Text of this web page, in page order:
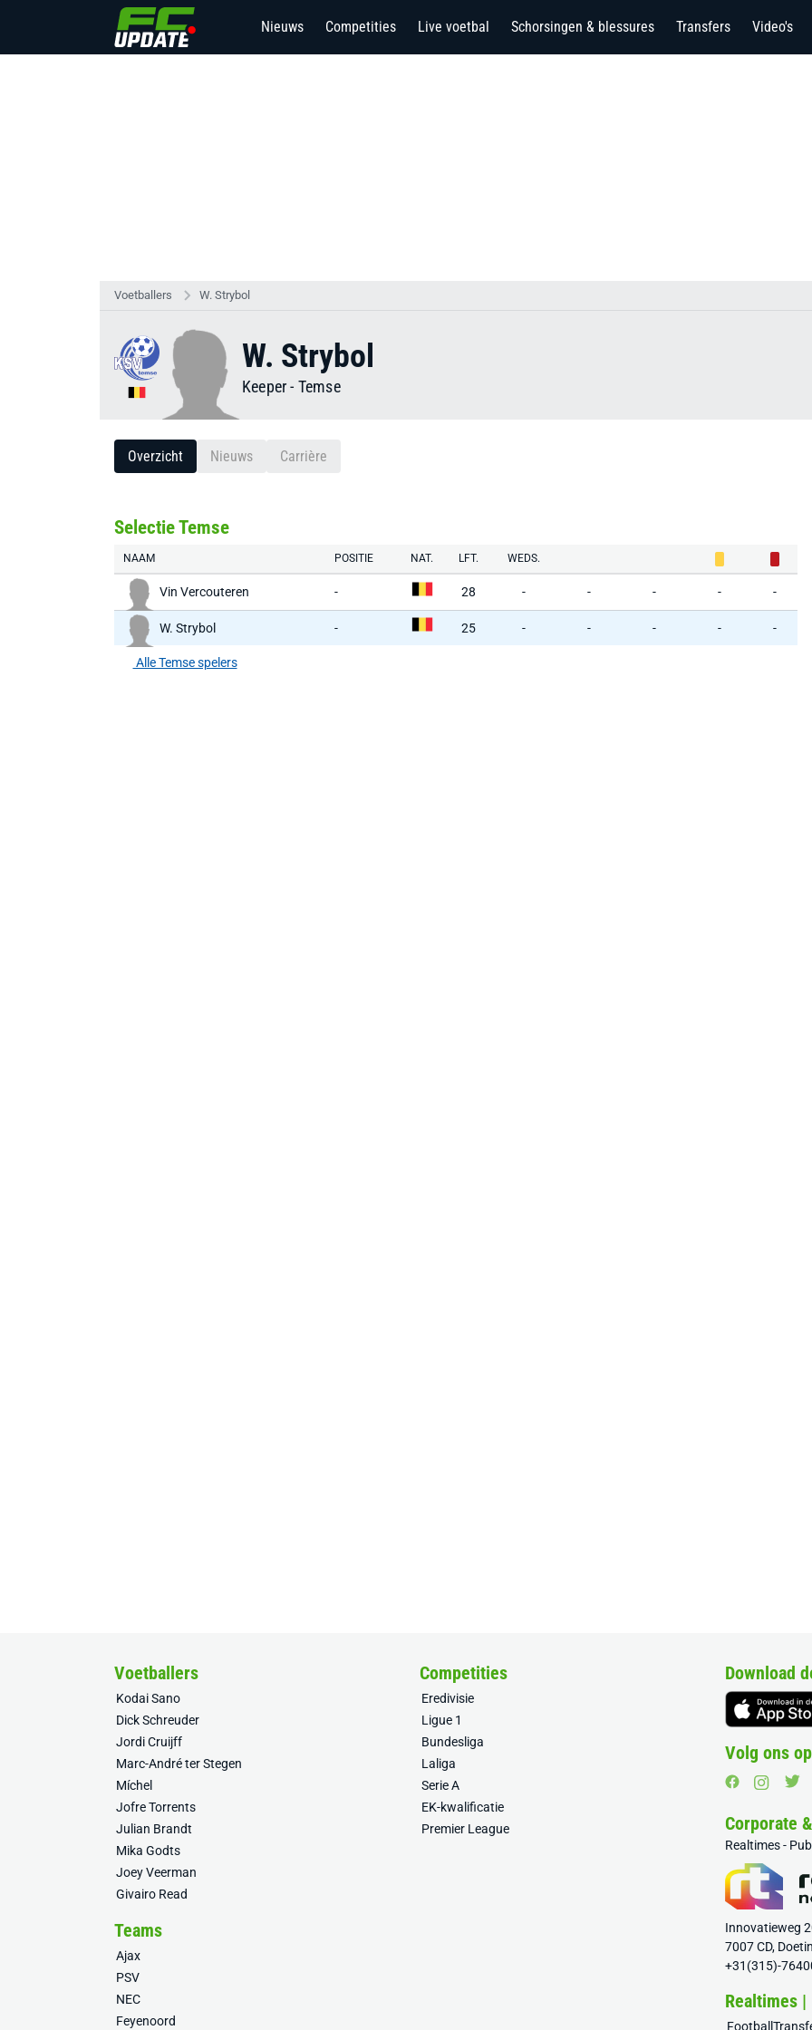
Nieuws Competities Live voetbal Schorsingen & blessures Transfers Video's
Voetballers W. Strybol
W. Strybol
Keeper- Temse
Overzicht Nieuws Carrière
Selectie Temse
NAAM POSITIE NAT. LFT. WEDS.
Vin Vercouteren - 28 - - - - -
W. Strybol - 25 - - - - -
Alle Temse spelers
Voetballers
Kodai Sano
Dick Schreuder
Jordi Cruijff
Marc-André ter Stegen
Míchel
Jofre Torrents
Julian Brandt
Mika Godts
Joey Veerman
Givairo Read
Competities
Eredivisie
Ligue 1
Bundesliga
Laliga
Serie A
EK-kwalificatie
Premier League
Teams
Ajax
PSV
NEC
Feyenoord
Download
Volg ons
Corporate
Realtimes -
Innovatieweg
7007 CD,
+31(315)-
Realtimes